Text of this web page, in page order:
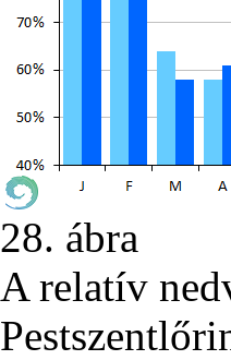
28. ábra
A relatív